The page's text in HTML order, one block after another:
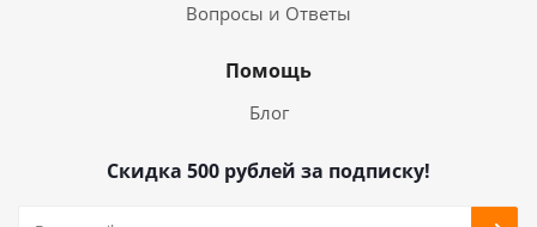
Вопросы и Ответы
Помощь
Блог
Скидка 500 рублей за подписку!